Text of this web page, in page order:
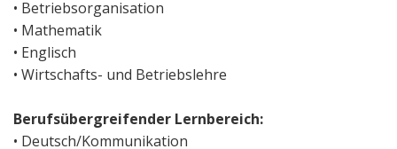
• Betriebsorganisation
• Mathematik
• Englisch
• Wirtschafts- und Betriebslehre
Berufsübergreifender Lernbereich:
• Deutsch/Kommunikation